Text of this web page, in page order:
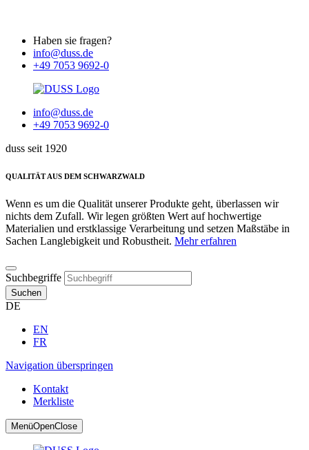
Haben sie fragen?
info@duss.de
+49 7053 9692-0
info@duss.de
+49 7053 9692-0
duss seit 1920
QUALITÄT AUS DEM SCHWARZWALD
Wenn es um die Qualität unserer Produkte geht, überlassen wir
nichts dem Zufall. Wir legen größten Wert auf hochwertige
Materialien und erstklassige Verarbeitung und setzen Maßstäbe in
Sachen Langlebigkeit und Robustheit. Mehr erfahren
Suchbegriffe
Suchen
DE
EN
FR
Navigation überspringen
Kontakt
Merkliste
MenüOpenClose